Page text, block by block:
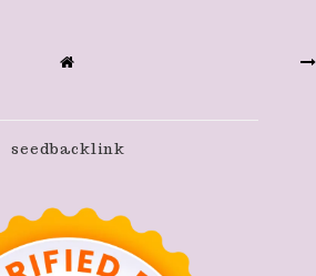
seedbacklink